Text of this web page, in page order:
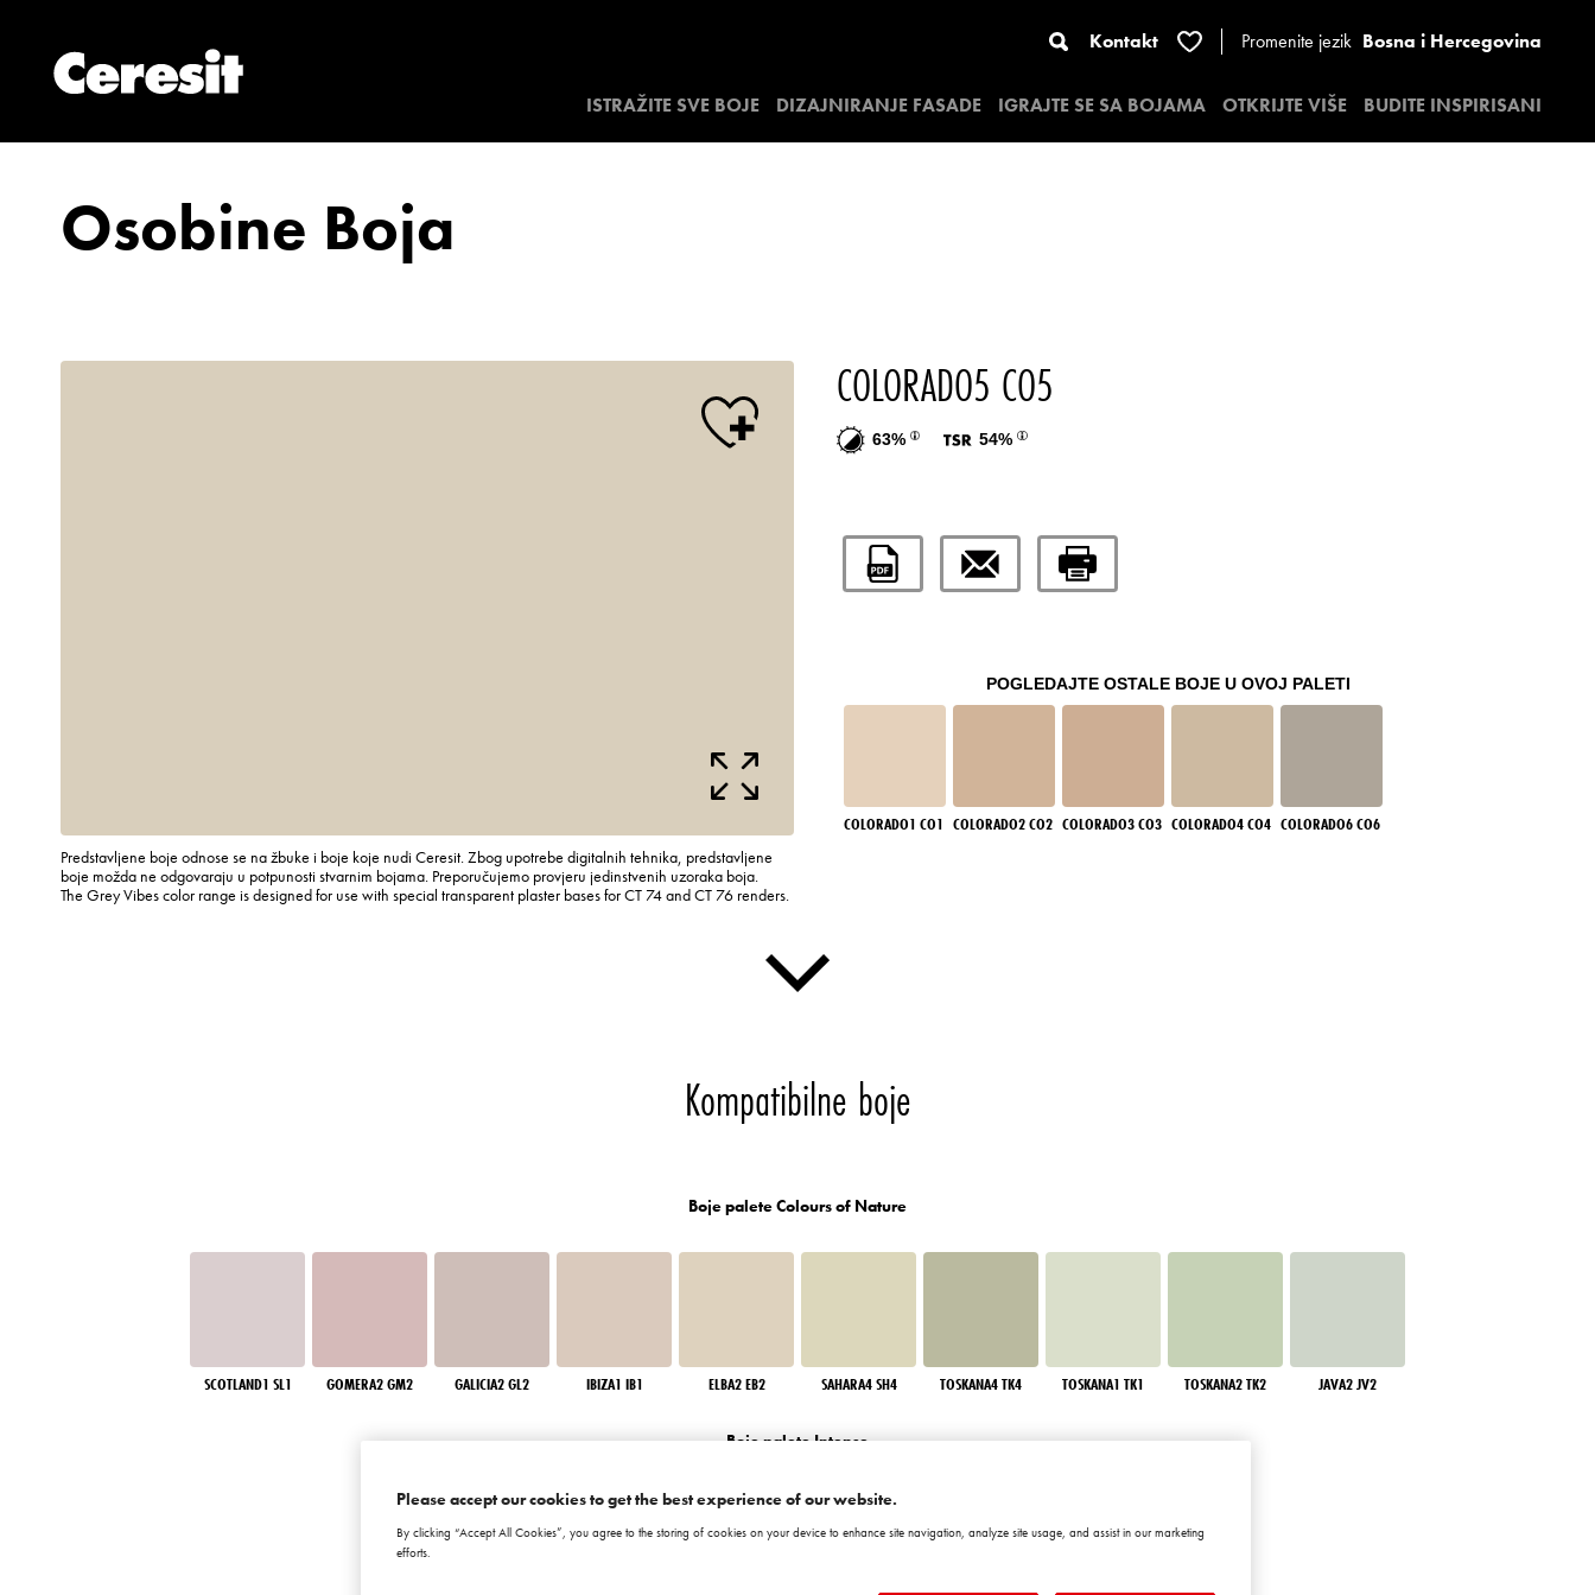
Kontakt Promenite jezik Bosna i Hercegovina
ISTRAŽITE SVE BOJE DIZAJNIRANJE FASADE IGRAJTE SE SA BOJAMA OTKRIJTE VIŠE BUDITE INSPIRISANI
Osobine Boja
Predstavljene boje odnose se na žbuke i boje koje nudi Ceresit. Zbog upotrebe digitalnih tehnika, predstavljene
boje možda ne odgovaraju u potpunosti stvarnim bojama. Preporučujemo provjeru jedinstvenih uzoraka boja.
The Grey Vibes color range is designed for use with special transparent plaster bases for CT 74 and CT 76 renders.
COLORADO5 CO5
63% 54%
POGLEDAJTE OSTALE BOJE U OVOJ PALETI
COLORADO1 CO1 COLORADO2 CO2 COLORADO3 CO3 COLORADO4 CO4 COLORADO6 CO6
Kompatibilne boje
Boje palete Colours of Nature
SCOTLAND1 SL1 GOMERA2 GM2 GALICIA2 GL2 IBIZA1 IB1 ELBA2 EB2 SAHARA4 SH4 TOSKANA4 TK4 TOSKANA1 TK1 TOSKANA2 TK2 JAVA2 JV2
Boje palete Intense
Please accept our cookies to get the best experience of our website.
By clicking “Accept All Cookies”, you agree to the storing of cookies on your device to enhance site navigation, analyze site usage, and assist in our marketing
efforts.